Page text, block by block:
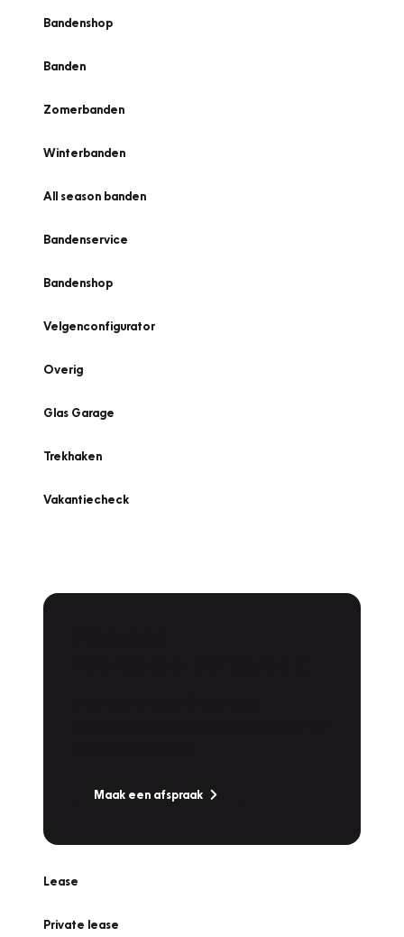
Bandenshop
Banden
Zomerbanden
Winterbanden
All season banden
Bandenservice
Bandenshop
Velgenconfigurator
Overig
Glas Garage
Trekhaken
Vakantiecheck
Maak een afspraak
Lease
Private lease